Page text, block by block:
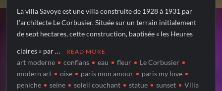
La villa Savoye est une villa construite de 1928 à 1931 par
l’architecte Le Corbusier. Située sur un terrain initialement
de sept hectares, cette construction, baptisée « les Heures
claires » par … READ MORE
art moderne conflans eau fleur
Le Corbusier
modern art
oise paris mon amour
paris my love
peniche
seine soleil couchant statue sunset
Villa